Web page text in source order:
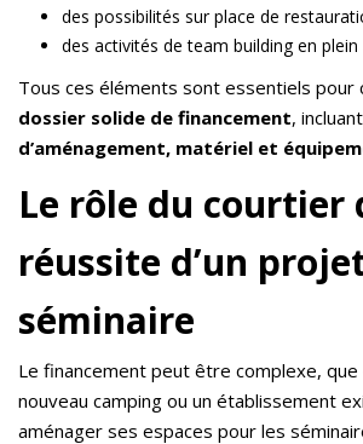
des possibilités sur place de
des activités de team building en plein
Tous ces éléments sont essentiels pour
dossier solide de financement, incluant
d’aménagement, matériel et
Le rôle du courtier
réussite d’un
séminaire
Le financement peut être complexe,
nouveau camping ou un établissement
aménager ses espaces pour les